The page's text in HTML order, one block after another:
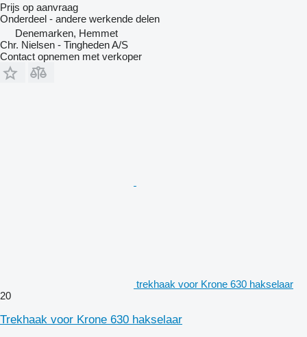
Prijs op aanvraag
Onderdeel - andere werkende delen
Denemarken, Hemmet
Chr. Nielsen - Tingheden A/S
Contact opnemen met verkoper
trekhaak voor Krone 630 hakselaar
20
Trekhaak voor Krone 630 hakselaar